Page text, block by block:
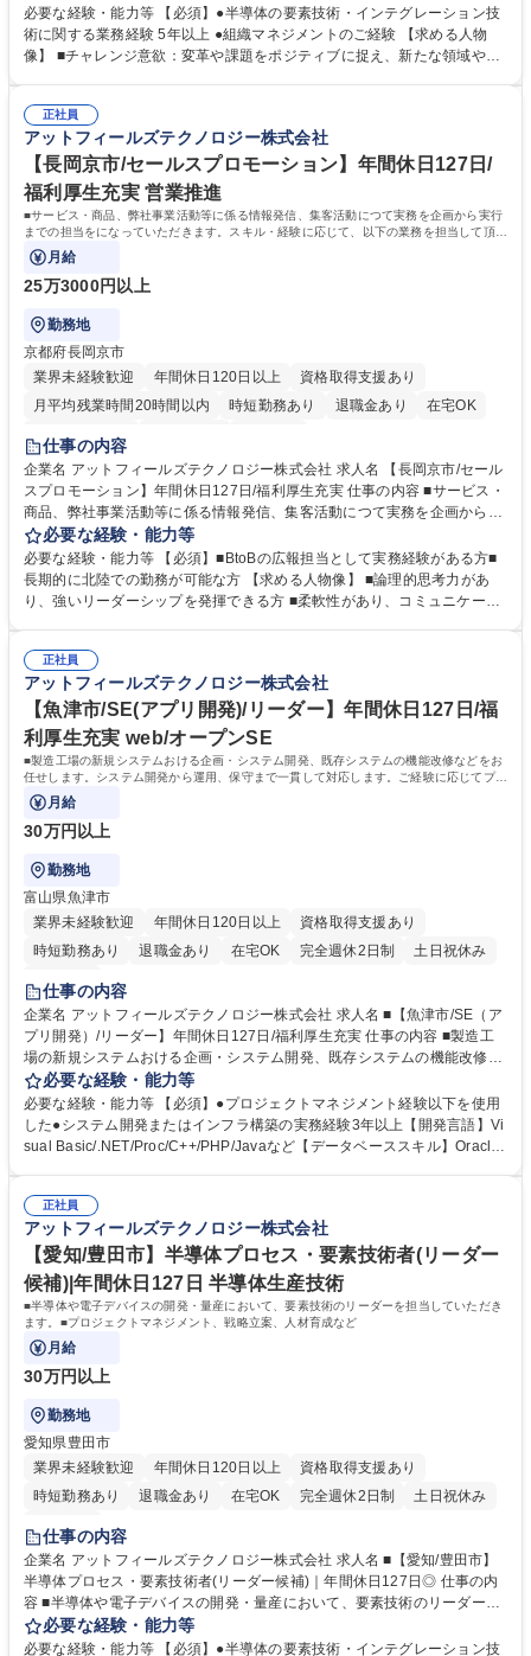
など 【専門技術】 ■前工程要素技術(リソグラフィ・ドライエッチ・洗
浄・成膜・熱処理・イオン注入・CMP)■裏面工程要素技術(ウエハサポー
ト・バックグラインド・ダイシング・成膜・洗浄) ■インテグレーション技
必要な経験・能力等 【必須】●半導体の要素技術・インテグレーション技
術に関する業務経験 5年以上 ●組織マネジメントのご経験 【求める人物
像】 ■チャレンジ意欲：変革や課題をポジティブに捉え、新たな領域や技
性と熱意を持って、相手との対話を楽しめる方や相手を説得していくこと
に面白みを感じている方 学歴・資格 学歴：大学院 大学 高専 語学力： 資
格：
正社員
アットフィールズテクノロジー株式会社
【長岡京市/セールスプロモーション】年間休日127日/
福利厚生充実 営業推進
■サービス・商品、弊社事業活動等に係る情報発信、集客活動につて実務を企画から実行
までの担当をになっていただきます。スキル・経験に応じて、以下の業務を担当して頂き
ます。
月給
25万3000円以上
勤務地
京都府長岡京市
業界未経験歓迎
年間休日120日以上
資格取得支援あり
月平均残業時間20時間以内
時短勤務あり 退職金あり
在宅OK
完全週休2日制
仕事の内容
企業名 アットフィールズテクノロジー株式会社 求人名 【長岡京市/セール
スプロモーション】年間休日127日/福利厚生充実 仕事の内容 ■サービス・
商品、弊社事業活動等に係る情報発信、集客活動につて実務を企画から実
行までの担当をになっていただきます。スキル・経験に応じて、以下の業
務を担当して頂きます。 【主な業務】■企業サイト、SNSサイトの企画・
運営■ウェビナー、展示会等の企画・開催、運営■広告、宣伝の企画と運営
■上記を踏まえた事業戦略検討の支援 募集職種 【長岡京市/セールスプロ
必要な経験・能力等
必要な経験・能力等 【必須】■BtoBの広報担当として実務経験がある方■
長期的に北陸での勤務が可能な方 【求める人物像】 ■論理的思考力があ
り、強いリーダーシップを発揮できる方 ■柔軟性があり、コミュニケーシ
正社員
アットフィールズテクノロジー株式会社
【魚津市/SE(アプリ開発)/リーダー】年間休日127日/福
利厚生充実 web/オープンSE
■製造工場の新規システムおける企画・システム開発、既存システムの機能改修などをお
任せします。システム開発から運用、保守まで一貫して対応します。ご経験に応じてプロ
ジェクトマネージャーをお任せします。
月給
30万円以上
勤務地
富山県魚津市
業界未経験歓迎
年間休日120日以上
資格取得支援あり
時短勤務あり
退職金あり 在宅OK 完全週休2日制
土日祝休み
服装自由
仕事の内容
企業名 アットフィールズテクノロジー株式会社 求人名 ■【魚津市/SE（ア
プリ開発）/リーダー】年間休日127日/福利厚生充実 仕事の内容 ■製造工
場の新規システムおける企画・システム開発、既存システムの機能改修な
どをお任せします。システム開発から運用、保守まで一貫して対応しま
す。ご経験に応じてプロジェクトマネージャーをお任せします。 ■製造工
場の生産系システム、品質系システムなどの企画提案・設計・運用などを
担当して頂きます。■小規模なプロジェクトのマネジメント、外注業者の
（アプリ開発）/リーダー】年間休日127日/福利厚生充実
必要な経験・能力等
必要な経験・能力等 【必須】●プロジェクトマネジメント経験以下を使用
した●システム開発またはインフラ構築の実務経験3年以上【開発言語】Vi
sual Basic/.NET/Proc/C++/PHP/Javaなど【データベーススキル】Oracle
考力があり、強いリーダーシップを発揮できる方 ■柔軟性があり、コミュ
ニケーション能力のある方 学歴・資格 学歴：大学院 大学 高専 語学力：
資格：
正社員
アットフィールズテクノロジー株式会社
【愛知/豊田市】半導体プロセス・要素技術者(リーダー
候補)|年間休日127日 半導体生産技術
■半導体や電子デバイスの開発・量産において、要素技術のリーダーを担当していただき
ます。■プロジェクトマネジメント、戦略立案、人材育成など
月給
30万円以上
勤務地
愛知県豊田市
業界未経験歓迎
年間休日120日以上
資格取得支援あり
時短勤務あり
退職金あり 在宅OK 完全週休2日制
土日祝休み
服装自由
仕事の内容
企業名 アットフィールズテクノロジー株式会社 求人名 ■【愛知/豊田市】
半導体プロセス・要素技術者(リーダー候補)｜年間休日127日◎ 仕事の内
容 ■半導体や電子デバイスの開発・量産において、要素技術のリーダーを
担当していただきます。■プロジェクトマネジメント、戦略立案、人材育
成など 【専門技術】■前工程要素技術(リソグラフィ・ドライエッチ・洗
必要な経験・能力等
必要な経験・能力等 【必須】●半導体の要素技術・インテグレーション技